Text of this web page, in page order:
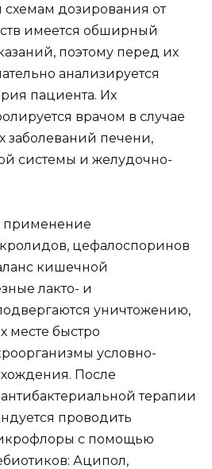
дозирования от
имеется обширный
поэтому перед их
анализируется
пациента. Их
врачом в случае
заболеваний печени,
системы и желудочно-
применение
цефалоспоринов
кишечной
лакто- и
уничтожению,
месте быстро
условно-
После
терапии
проводить
с помощью
Аципол,